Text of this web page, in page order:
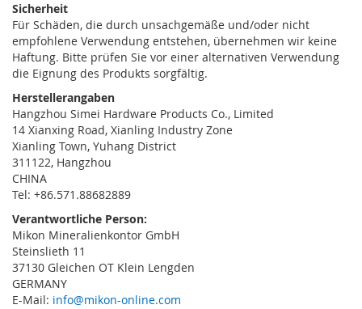
Sicherheit
Für Schäden, die durch unsachgemäße und/oder nicht
empfohlene Verwendung entstehen, übernehmen wir keine
Haftung. Bitte prüfen Sie vor einer alternativen Verwendung
die Eignung des Produkts sorgfältig.
Herstellerangaben
Hangzhou Simei Hardware Products Co., Limited
14 Xianxing Road, Xianling Industry Zone
Xianling Town, Yuhang District
311122, Hangzhou
CHINA
Tel: +86.571.88682889
Verantwortliche Person:
Mikon Mineralienkontor GmbH
Steinslieth 11
37130 Gleichen OT Klein Lengden
GERMANY
E-Mail: info@mikon-online.com